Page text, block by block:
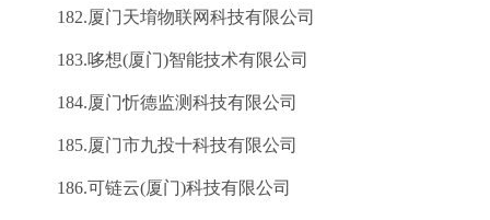
182.厦门天堉物联网科技有限公司
183.哆想(厦门)智能技术有限公司
184.厦门忻德监测科技有限公司
185.厦门市九投十科技有限公司
186.可链云(厦门)科技有限公司